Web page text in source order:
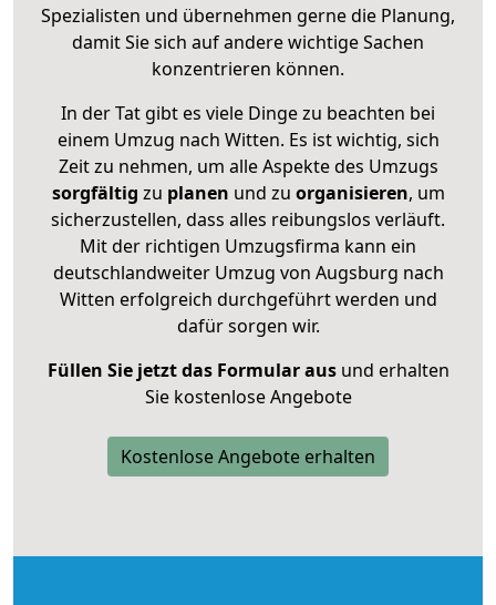
Spezialisten und übernehmen gerne die Planung,
damit Sie sich auf andere wichtige Sachen
konzentrieren können.
In der Tat gibt es viele Dinge zu beachten bei
einem Umzug nach Witten. Es ist wichtig, sich
Zeit zu nehmen, um alle Aspekte des Umzugs
sorgfältig zu planen und zu organisieren, um
sicherzustellen, dass alles reibungslos verläuft.
Mit der richtigen Umzugsfirma kann ein
deutschlandweiter Umzug von Augsburg nach
Witten erfolgreich durchgeführt werden und
dafür sorgen wir.
Füllen Sie jetzt das Formular ausund erhalten
Sie kostenlose Angebote
Kostenlose Angebote erhalten